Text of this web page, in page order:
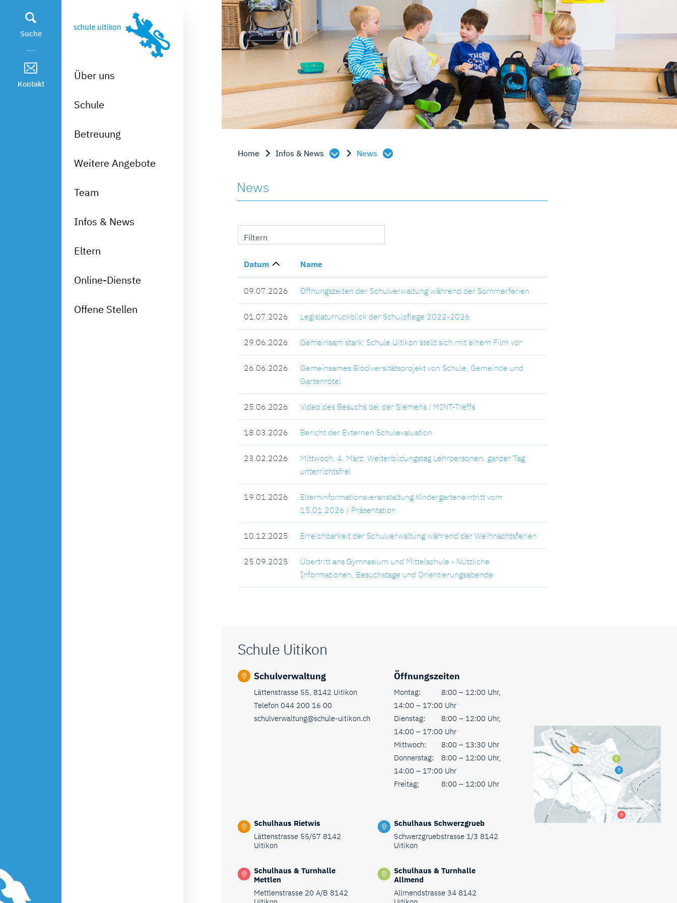
Kopfzeile
Suche
Kontakt
Über uns
Schule
Betreuung
Weitere Angebote
Team
Infos & News
Eltern
Online-Dienste
Offene Stellen
Inhalt
Home Infos & News News
News
Filtern
Datum Name
09.07.2026 Öffnungszeiten der Schulverwaltung während der Sommerferien
01.07.2026 Legislaturrückblick der Schulpflege 2022-2026
29.06.2026 Gemeinsam stark: Schule Uitikon stellt sich mit einem Film vor
26.06.2026
Gemeinsames Biodiversitätsprojekt von Schule, Gemeinde und
Gartenrötel
25.06.2026 Video des Besuchs bei der Siemens / MINT-Treffs
18.03.2026 Bericht der Externen Schulevaluation
23.02.2026
Mittwoch, 4. März: Weiterbildungstag Lehrpersonen, ganzer Tag
unterrichtsfrei
19.01.2026
Elterninformationsveranstaltung Kindergarteneintritt vom
15.01.2026 / Präsentation
10.12.2025 Erreichbarkeit der Schulverwaltung während der Weihnachtsferien
25.09.2025
Übertritt ans Gymnasium und Mittelschule - Nützliche
Informationen, Besuchstage und Orientierungsabende
Schule Uitikon
Schulverwaltung
Lättenstrasse 55, 8142 Uitikon
Telefon 044 200 16 00
schulverwaltung@schule-uitikon.ch
Öffnungszeiten
Montag:
8:00 – 12:00 Uhr,
14:00 – 17:00 Uhr
Dienstag:
8:00 – 12:00 Uhr,
14:00 – 17:00 Uhr
Mittwoch:
8:00 – 13:30 Uhr
Donnerstag:
8:00 – 12:00 Uhr,
14:00 – 17:00 Uhr
Freitag;
8:00 – 12:00 Uhr
Schulhaus Rietwis
Lättenstrasse 55/57 8142
Uitikon
Schulhaus Schwerzgrueb
Schwerzgruebstrasse 1/3 8142
Uitikon
Schulhaus & Turnhalle
Mettlen
Mettlenstrasse 20 A/B 8142
Schulhaus & Turnhalle
Allmend
Allmendstrasse 34 8142